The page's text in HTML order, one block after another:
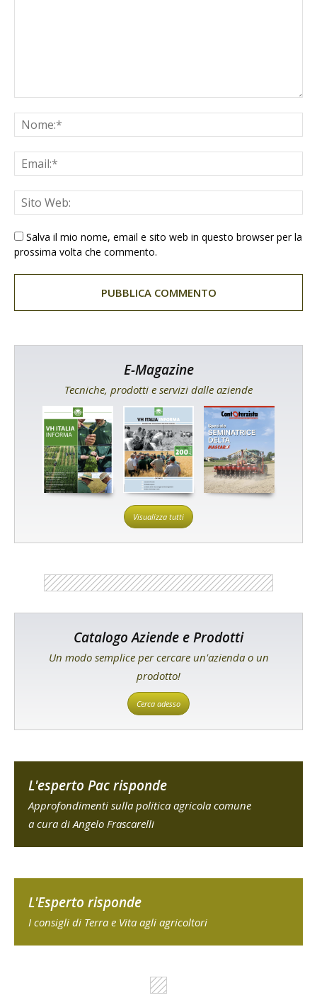
Salva il mio nome, email e sito web in questo browser per la
prossima volta che commento.
E-Magazine
Tecniche, prodotti e servizi dalle aziende
Visualizza tutti
Catalogo Aziende e Prodotti
Un modo semplice per cercare un'azienda o un
prodotto!
Cerca adesso
L'esperto Pac risponde
Approfondimenti sulla politica agricola comune
a cura di Angelo Frascarelli
L'Esperto risponde
I consigli di Terra e Vita agli agricoltori